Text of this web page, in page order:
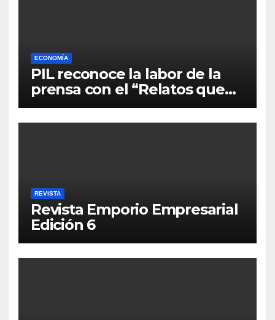
ECONOMÍA
PIL reconoce la labor de la
prensa con el “Relatos que
alimentan Bolivia”
REVISTA
Revista Emporio Empresarial
Edición 6